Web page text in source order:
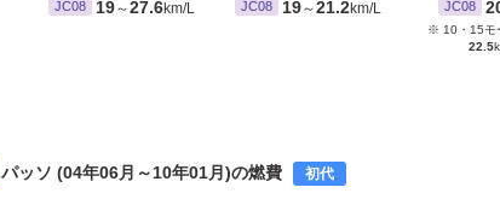
JC08 19～27.6km/L JC08 19～21.2km/L JC08
※ 10・15モ
22.5
パッソ (04年06月～10年01月)の燃費 初代